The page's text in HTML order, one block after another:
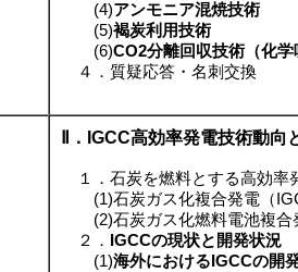
(4)アンモニア混焼技術
(5)褐炭利用技術
(6)CO2分離回収技術（化
４．質疑応答・名刺交換
Ⅱ．IGCC高効率発電技術動
１．石炭を燃料とする高効率
(1)石炭ガス化複合発電（
(2)石炭ガス化燃料電池複合
２．
IGCCの現状と開発状況
(1)海外におけるIGCCの開